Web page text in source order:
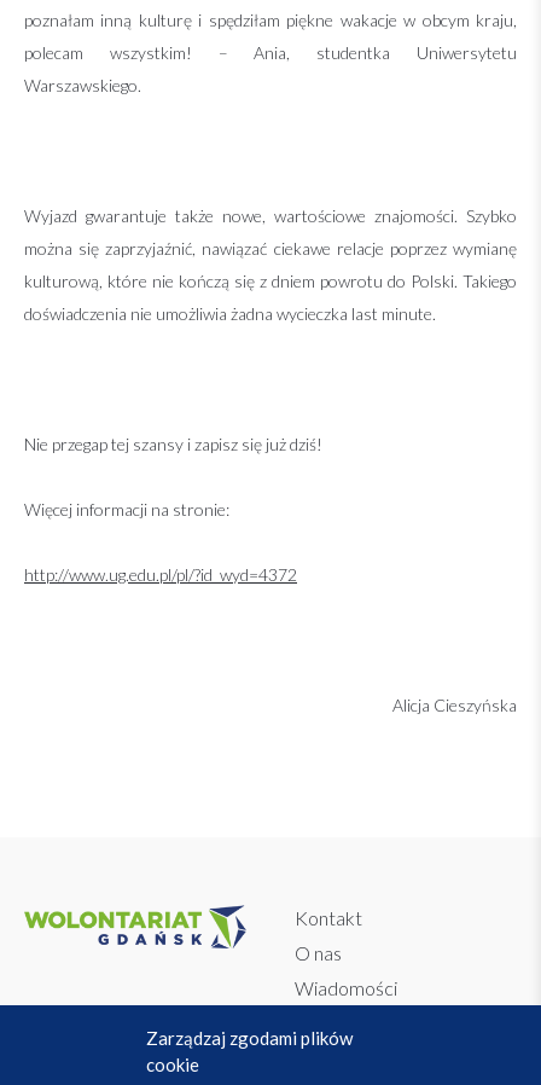
Zarządzaj zgodami plików
cookie
poznałam inną kulturę i spędziłam piękne wakacje w obcym kraju,
polecam wszystkim! – Ania, studentka Uniwersytetu
Warszawskiego.
Wyjazd gwarantuje także nowe, wartościowe znajomości. Szybko
można się zaprzyjaźnić, nawiązać ciekawe relacje poprzez wymianę
kulturową, które nie kończą się z dniem powrotu do Polski. Takiego
doświadczenia nie umożliwia żadna wycieczka last minute.
Nie przegap tej szansy i zapisz się już dziś!
Więcej informacji na stronie:
http://www.ug.edu.pl/pl/?id_wyd=4372
Alicja Cieszyńska
Kontakt
O nas
Wiadomości
Regulamin